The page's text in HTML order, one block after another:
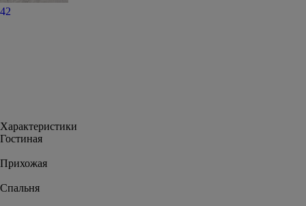
42
Характеристики
Гостиная
Прихожая
Спальня